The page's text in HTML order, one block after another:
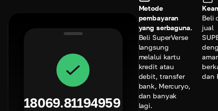
18069.81194959
Metode
pembayaran
yang serbaguna.
Beli SuperVerse
langsung
melalui kartu
kredit atau
debit, transfer
bank, Mercuryo,
dan banyak
lagi.
Beli
jual
dan